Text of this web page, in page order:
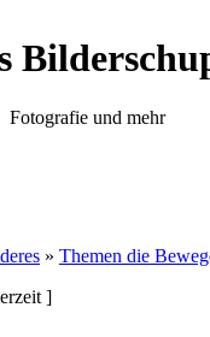
Fotografie und mehr
» Themen die
]